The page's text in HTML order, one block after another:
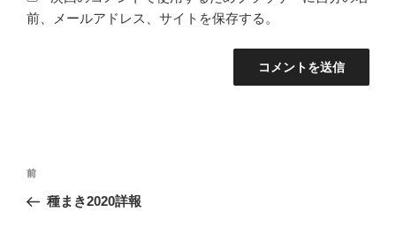
前、メールアドレス、サイトを保存する。
投
ナ
前
の
前
種まき2020詳報